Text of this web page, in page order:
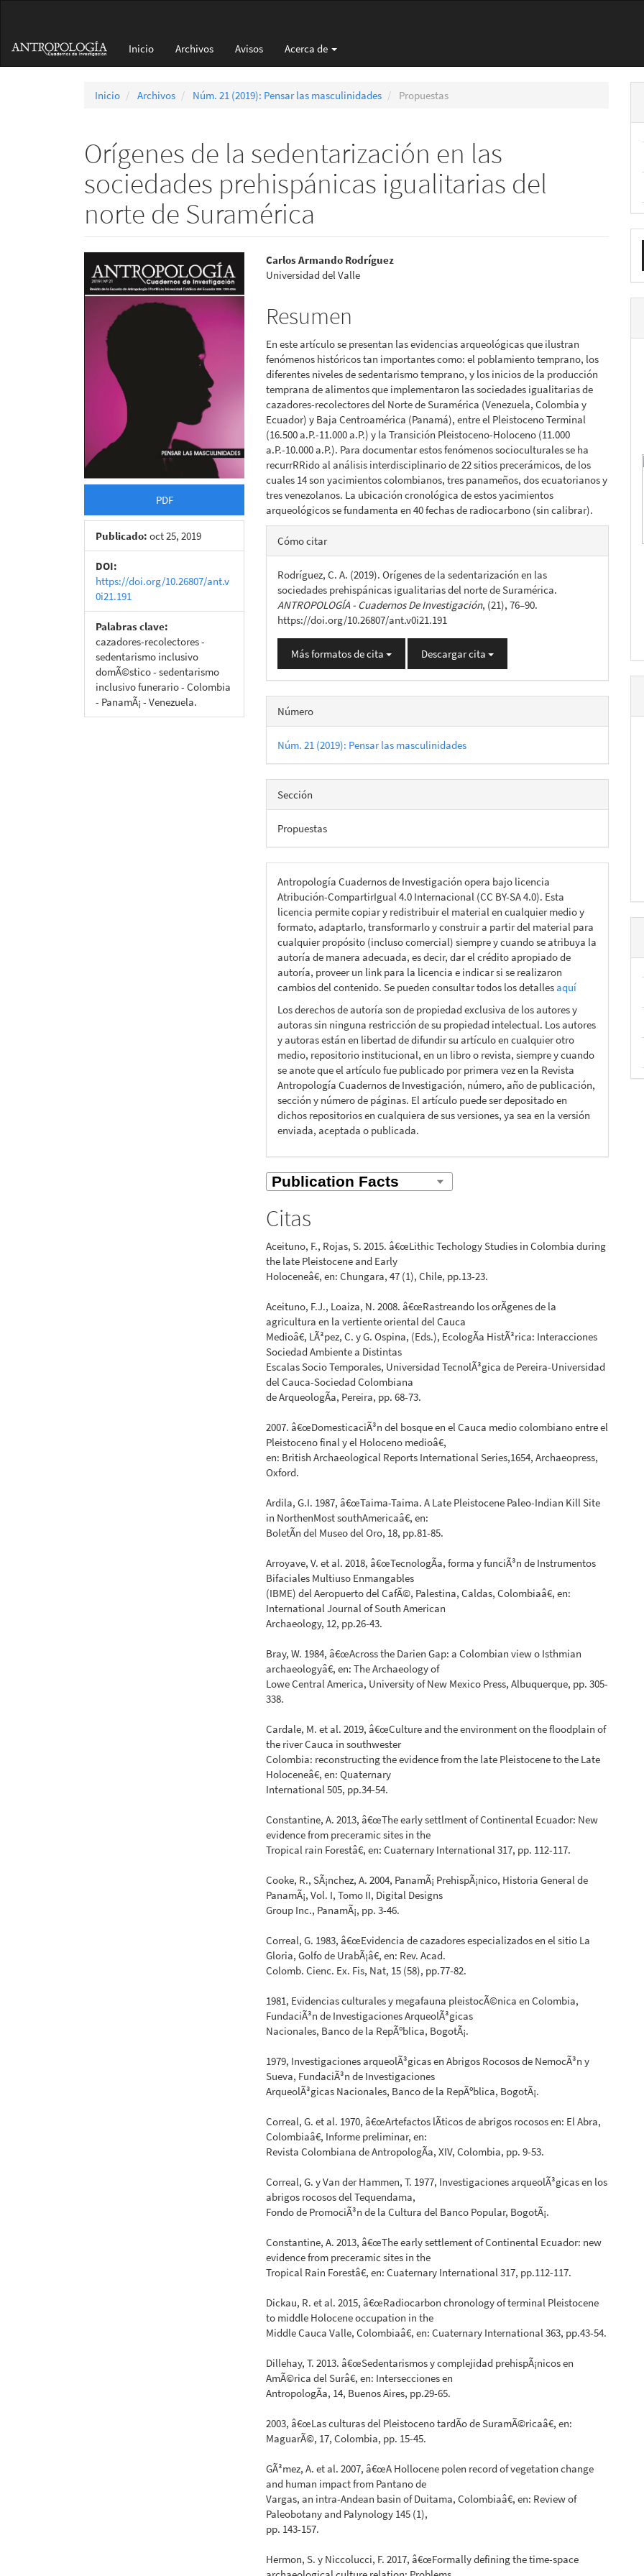
principal
Barra
Inicio Archivos Avisos Acerca de
Inicio Archivos Núm. 21 (2019): Pensar las masculinidades Propuestas
Orígenes de la sedentarización en las
sociedades prehispánicas igualitarias del
norte de Suramérica
Barra
lateral
artículo
PDF
Publicado: oct 25, 2019
DOI:
https://doi.org/10.26807/ant.v
0i21.191
Palabras clave:
cazadores-recolectores -
sedentarismo inclusivo
domÃ©stico - sedentarismo
inclusivo funerario - Colombia
- PanamÃ¡ - Venezuela.
Contenido
principal
del
artículo
Carlos Armando Rodríguez
Universidad del Valle
Resumen
En este artículo se presentan las evidencias arqueológicas que ilustran
fenómenos históricos tan importantes como: el poblamiento temprano, los
diferentes niveles de sedentarismo temprano, y los inicios de la producción
temprana de alimentos que implementaron las sociedades igualitarias de
cazadores-recolectores del Norte de Suramérica (Venezuela, Colombia y
Ecuador) y Baja Centroamérica (Panamá), entre el Pleistoceno Terminal
(16.500 a.P.-11.000 a.P.) y la Transición Pleistoceno-Holoceno (11.000
a.P.-10.000 a.P.). Para documentar estos fenómenos socioculturales se ha
recurrRRido al análisis interdisciplinario de 22 sitios precerámicos, de los
cuales 14 son yacimientos colombianos, tres panameños, dos ecuatorianos y
tres venezolanos. La ubicación cronológica de estos yacimientos
arqueológicos se fundamenta en 40 fechas de radiocarbono (sin calibrar).
Detalles
del
artículo
Cómo citar
Rodríguez, C. A. (2019). Orígenes de la sedentarización en las
sociedades prehispánicas igualitarias del norte de Suramérica.
ANTROPOLOGÍA - Cuadernos De Investigación, (21), 76–90.
https://doi.org/10.26807/ant.v0i21.191
Más formatos de cita Descargar cita
Número
Núm. 21 (2019): Pensar las masculinidades
Sección
Propuestas
Antropología Cuadernos de Investigación opera bajo licencia
Atribución-CompartirIgual 4.0 Internacional (CC BY-SA 4.0). Esta
licencia permite copiar y redistribuir el material en cualquier medio y
formato, adaptarlo, transformarlo y construir a partir del material para
cualquier propósito (incluso comercial) siempre y cuando se atribuya la
autoría de manera adecuada, es decir, dar el crédito apropiado de
autoría, proveer un link para la licencia e indicar si se realizaron
cambios del contenido. Se pueden consultar todos los detallesaquí
Los derechos de autoría son de propiedad exclusiva de los autores y
autoras sin ninguna restricción de su propiedad intelectual. Los autores
y autoras están en libertad de difundir su artículo en cualquier otro
medio, repositorio institucional, en un libro o revista, siempre y cuando
se anote que el artículo fue publicado por primera vez en la Revista
Antropología Cuadernos de Investigación, número, año de publicación,
sección y número de páginas. El artículo puede ser depositado en
dichos repositorios en cualquiera de sus versiones, ya sea en la versión
enviada, aceptada o publicada.
Citas
Aceituno, F., Rojas, S. 2015. â€œLithic Techology Studies in Colombia during
the late Pleistocene and Early
Holoceneâ€, en: Chungara, 47 (1), Chile, pp.13-23.
Aceituno, F.J., Loaiza, N. 2008. â€œRastreando los orÃ­genes de la
agricultura en la vertiente oriental del Cauca
Medioâ€, LÃ³pez, C. y G. Ospina, (Eds.), EcologÃ­a HistÃ³rica: Interacciones
Sociedad Ambiente a Distintas
Escalas Socio Temporales, Universidad TecnolÃ³gica de Pereira-Universidad
del Cauca-Sociedad Colombiana
de ArqueologÃ­a, Pereira, pp. 68-73.
2007. â€œDomesticaciÃ³n del bosque en el Cauca medio colombiano entre el
Pleistoceno final y el Holoceno medioâ€,
en: British Archaeological Reports International Series,1654, Archaeopress,
Oxford.
Ardila, G.I. 1987, â€œTaima-Taima. A Late Pleistocene Paleo-Indian Kill Site
in NorthenMost southAmericaâ€, en:
BoletÃ­n del Museo del Oro, 18, pp.81-85.
Arroyave, V. et al. 2018, â€œTecnologÃ­a, forma y funciÃ³n de Instrumentos
Bifaciales Multiuso Enmangables
(IBME) del Aeropuerto del CafÃ©, Palestina, Caldas, Colombiaâ€, en:
International Journal of South American
Archaeology, 12, pp.26-43.
Bray, W. 1984, â€œAcross the Darien Gap: a Colombian view o Isthmian
archaeologyâ€, en: The Archaeology of
Lowe Central America, University of New Mexico Press, Albuquerque, pp. 305-
338.
Cardale, M. et al. 2019, â€œCulture and the environment on the floodplain of
the river Cauca in southwester
Colombia: reconstructing the evidence from the late Pleistocene to the Late
Holoceneâ€, en: Quaternary
International 505, pp.34-54.
Constantine, A. 2013, â€œThe early settlment of Continental Ecuador: New
evidence from preceramic sites in the
Tropical rain Forestâ€, en: Cuaternary International 317, pp. 112-117.
Cooke, R., SÃ¡nchez, A. 2004, PanamÃ¡ PrehispÃ¡nico, Historia General de
PanamÃ¡, Vol. I, Tomo II, Digital Designs
Group Inc., PanamÃ¡, pp. 3-46.
Correal, G. 1983, â€œEvidencia de cazadores especializados en el sitio La
Gloria, Golfo de UrabÃ¡â€, en: Rev. Acad.
Colomb. Cienc. Ex. Fis, Nat, 15 (58), pp.77-82.
1981, Evidencias culturales y megafauna pleistocÃ©nica en Colombia,
FundaciÃ³n de Investigaciones ArqueolÃ³gicas
Nacionales, Banco de la RepÃºblica, BogotÃ¡.
1979, Investigaciones arqueolÃ³gicas en Abrigos Rocosos de NemocÃ³n y
Sueva, FundaciÃ³n de Investigaciones
ArqueolÃ³gicas Nacionales, Banco de la RepÃºblica, BogotÃ¡.
Correal, G. et al. 1970, â€œArtefactos lÃ­ticos de abrigos rocosos en: El Abra,
Colombiaâ€, Informe preliminar, en:
Revista Colombiana de AntropologÃ­a, XIV, Colombia, pp. 9-53.
Correal, G. y Van der Hammen, T. 1977, Investigaciones arqueolÃ³gicas en los
abrigos rocosos del Tequendama,
Fondo de PromociÃ³n de la Cultura del Banco Popular, BogotÃ¡.
Constantine, A. 2013, â€œThe early settlement of Continental Ecuador: new
evidence from preceramic sites in the
Tropical Rain Forestâ€, en: Cuaternary International 317, pp.112-117.
Dickau, R. et al. 2015, â€œRadiocarbon chronology of terminal Pleistocene
to middle Holocene occupation in the
Middle Cauca Valle, Colombiaâ€, en: Cuaternary International 363, pp.43-54.
Dillehay, T. 2013. â€œSedentarismos y complejidad prehispÃ¡nicos en
AmÃ©rica del Surâ€, en: Intersecciones en
AntropologÃ­a, 14, Buenos Aires, pp.29-65.
2003, â€œLas culturas del Pleistoceno tardÃ­o de SuramÃ©ricaâ€, en:
MaguarÃ©, 17, Colombia, pp. 15-45.
GÃ³mez, A. et al. 2007, â€œA Hollocene polen record of vegetation change
and human impact from Pantano de
Vargas, an intra-Andean basin of Duitama, Colombiaâ€, en: Review of
Paleobotany and Palynology 145 (1),
pp. 143-157.
Hermon, S. y Niccolucci, F. 2017, â€œFormally defining the time-space